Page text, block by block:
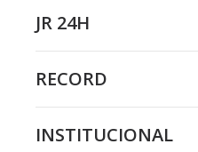
JR 24H
RECORD
INSTITUCIONAL